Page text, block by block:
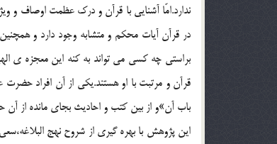
ندارد.امّا آشنایی با قرآن و درک عظمت اوصاف و
در قرآن آیات محکم و متشابه وجود دارد و
براستی چه کسی می تواند به کنه این معجزه ی
قرآن و مرتبت با او هستند.یکی از آن افراد
باب آن»و از بین کتب و احادیث بجای مانده از
این پژوهش با بهره گیری از شروح نهج